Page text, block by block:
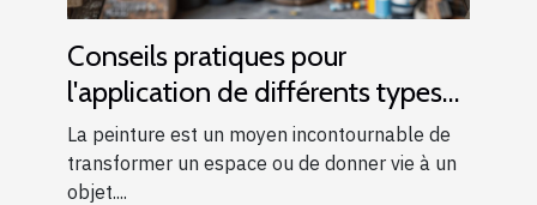
Conseils pratiques pour
l'application de différents types
de peintures
La peinture est un moyen incontournable de
transformer un espace ou de donner vie à un
objet....